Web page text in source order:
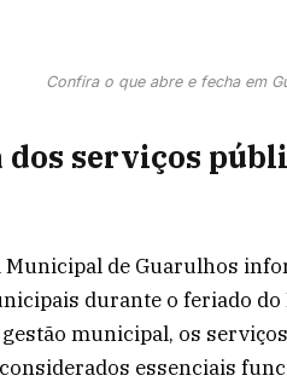
Confira o que abre e fecha em
serviços
de Guarulhos
durante o feriado do
municipal, os
essenciais